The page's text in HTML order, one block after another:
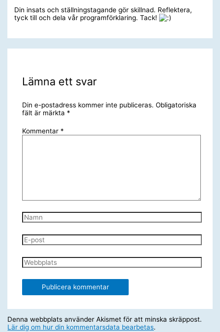
Din insats och ställningstagande gör skillnad. Reflektera,
tyck till och dela vår programförklaring. Tack!
Lämna ett svar
Din e-postadress kommer inte publiceras. Obligatoriska
fält är märkta *
Kommentar *
Namn
E-
post
Webbplats
Denna webbplats använder Akismet för att minska skräppost.
Lär dig om hur din kommentarsdata bearbetas.